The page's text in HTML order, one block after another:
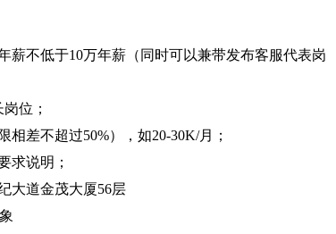
薪不低于10万年薪（同时可以兼带发布客服代表岗
位；
差不超过50%），如20-30K/月；
求说明；
大道金茂大厦56层